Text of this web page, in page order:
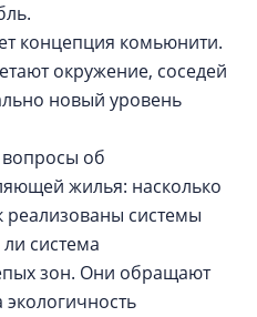
концепция комьюнити.
окружение, соседей
новый уровень
об
жилья: насколько
реализованы системы
система
зон. Они обращают